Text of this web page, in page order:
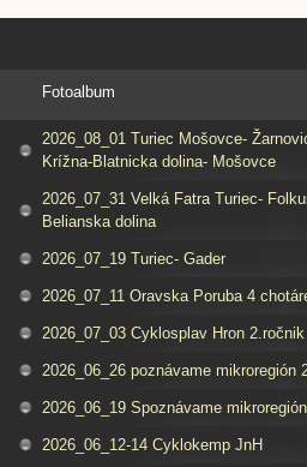
Fotoalbum
2026_08_01 Turiec Mošovce-
Krížna-Blatnicka dolina- Mošovce
2026_07_31 Velká Fatra Turiec-
Belianska dolina
2026_07_19 Turiec- Gader
2026_07_11 Oravska Poruba 4
2026_07_03 Cyklosplav Hron 2.ročnik
2026_06_26 poznávame mikroregión
2026_06_19 Spoznávame
2026_06_12-14 Cyklokemp JnH